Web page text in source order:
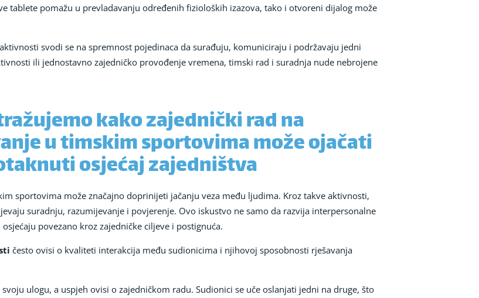
tablete pomažu u prevladavanju određenih fizioloških izazova, tako i otvoreni dijalog može
svodi se na spremnost pojedinaca da surađuju, komuniciraju i podržavaju jedni
ili jednostavno zajedničko provođenje vremena, timski rad i suradnja nude nebrojene
kako zajednički rad na
u timskim sportovima može ojačati
osjećaj zajedništva
sportovima može značajno doprinijeti jačanju veza među ljudima. Kroz takve aktivnosti,
suradnju, razumijevanje i povjerenje. Ovo iskustvo ne samo da razvija interpersonalne
povezano kroz zajedničke ciljeve i postignuća.
često ovisi o kvaliteti interakcija među sudionicima i njihovoj sposobnosti rješavanja
ulogu, a uspjeh ovisi o zajedničkom radu. Sudionici se uče oslanjati jedni na druge, što